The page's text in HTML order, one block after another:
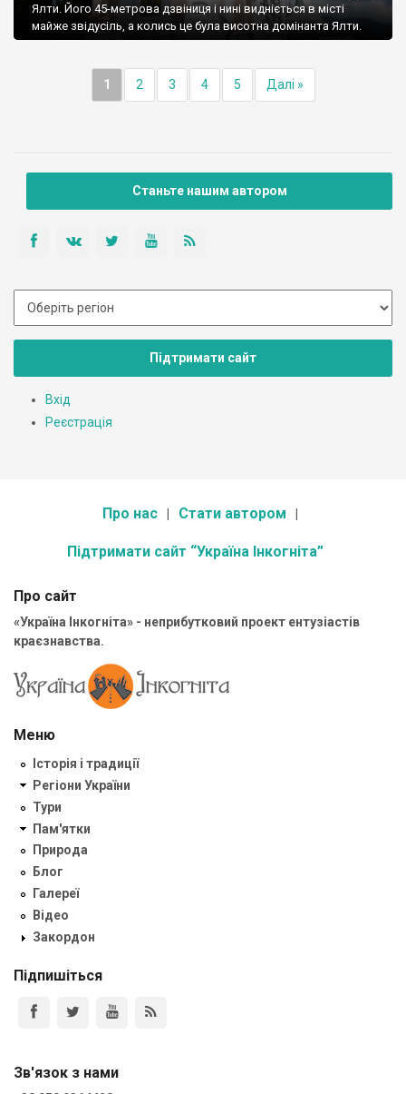
Ялти. Його 45-метрова дзвіниця і нині видніється в місті
майже звідусіль, а колись це була висотна домінанта Ялти.
1 2 3 4 5 Далі »
Станьте нашим автором
Підтримати сайт
Вхід
Реєстрація
Про нас Стати автором
Підтримати сайт “Україна Інкогніта”
Про сайт
«Україна Інкогніта» - неприбутковий проект ентузіастів
краєзнавства.
Меню
Історія і традиції
Регіони України
Тури
Пам'ятки
Природа
Блог
Галереї
Відео
Закордон
Підпишіться
Зв'язок з нами